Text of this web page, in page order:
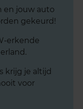
en jouw auto
gekeurd!
erkende
krijg je altijd
voor